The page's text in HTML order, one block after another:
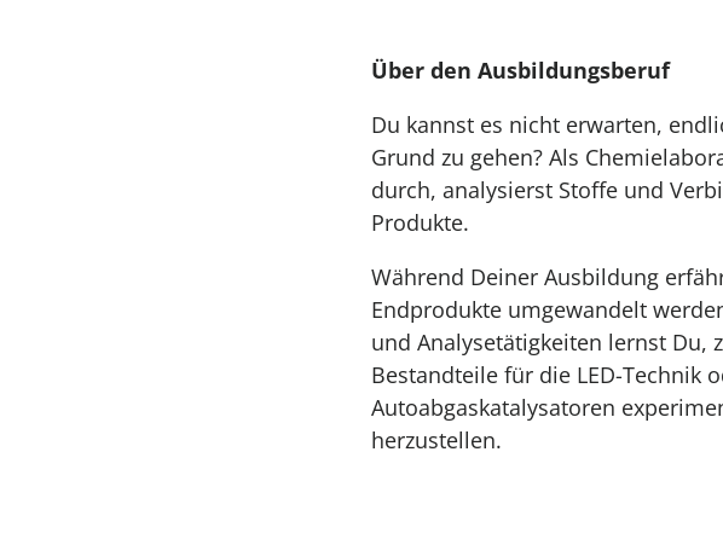
Über den Ausbildungsberuf
Du kannst es nicht erwarten,
Grund zu gehen? Als
durch, analysierst Stoffe und
Produkte.
Während Deiner Ausbildung
Endprodukte umgewandelt
und Analysetätigkeiten lernst Du,
Bestandteile für die LED-Technik
Autoabgaskatalysatoren
herzustellen.